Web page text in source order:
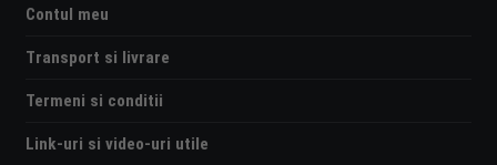
Contul meu
Transport si livrare
Termeni si conditii
Link-uri si video-uri utile